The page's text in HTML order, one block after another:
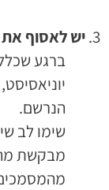
יש לאסוף
ברגע
הנרשם.
שימו לב
מבקשת